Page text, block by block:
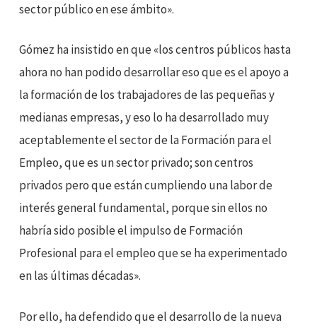
sector público en ese ámbito».
Gómez ha insistido en que «los centros públicos hasta
ahora no han podido desarrollar eso que es el apoyo a
la formación de los trabajadores de las pequeñas y
medianas empresas, y eso lo ha desarrollado muy
aceptablemente el sector de la Formación para el
Empleo, que es un sector privado; son centros
privados pero que están cumpliendo una labor de
interés general fundamental, porque sin ellos no
habría sido posible el impulso de Formación
Profesional para el empleo que se ha experimentado
en las últimas décadas».
Por ello, ha defendido que el desarrollo de la nueva